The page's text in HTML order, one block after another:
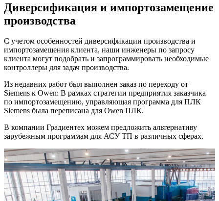
Диверсификация и импортозамещение
производства
С учетом особенностей диверсификации производства и
импортозамещения клиента, наши инженеры по запросу
клиента могут подобрать и запрограммировать необходимые
контроллеры для задач производства.
Из недавних работ был выполнен заказ по переходу от
Siemens к Owen: В рамках стратегии предприятия заказчика
по импортозамещению, управляющая программа для ПЛК
Siemens была переписана для Owen ПЛК.
В компании Градиентех можем предложить альтернативу
зарубежным программам для АСУ ТП в различных сферах.